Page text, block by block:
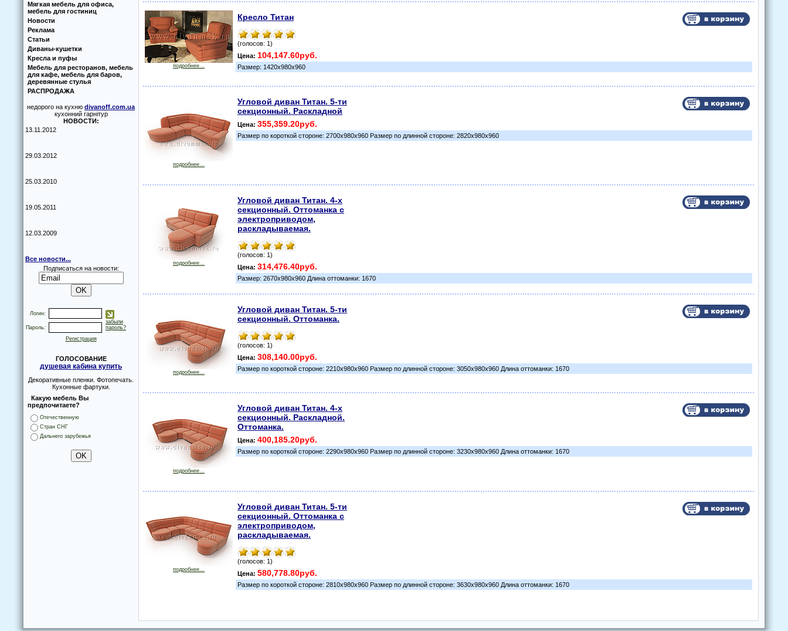
Мягкая мебель для офиса,
мебель для гостиниц
Новости
Реклама
Статьи
Диваны-кушетки
Кресла и пуфы
Мебель для ресторанов, мебель
для кафе, мебель для баров,
деревянные стулья
РАСПРОДАЖА
недорого на кухню divanoff.com.ua
кухонний гарнітур
НОВОСТИ:
13.11.2012
29.03.2012
25.03.2010
19.05.2011
12.03.2009
Все новости...
Подписаться на новости:
Логин:
Пароль:
забыли
пароль?
Регистрация
ГОЛОСОВАНИЕ
душевая кабина купить
Декоративные пленки. Фотопечать.
Кухонные фартуки.
Какую мебель Вы
предпочитаете?
Отечественную
Стран СНГ
Дальнего зарубежья
подробнее...
Кресло Титан
(голосов: 1)
Цена: 104,147.60руб.
Размер: 1420х980х960
подробнее...
Угловой диван Титан. 5-ти
секционный. Раскладной
Цена: 355,359.20руб.
Размер по короткой стороне: 2700х980х960 Размер по длинной стороне: 2820х980х960
подробнее...
Угловой диван Титан. 4-х
секционный. Оттоманка с
электроприводом,
раскладываемая.
(голосов: 1)
Цена: 314,476.40руб.
Размер: 2670х980х960 Длина оттоманки: 1670
подробнее...
Угловой диван Титан. 5-ти
секционный. Оттоманка.
(голосов: 1)
Цена: 308,140.00руб.
Размер по короткой стороне: 2210х980х960 Размер по длинной стороне: 3050х980х960 Длина оттоманки: 1670
подробнее...
Угловой диван Титан. 4-х
секционный. Раскладной.
Оттоманка.
Цена: 400,185.20руб.
Размер по короткой стороне: 2290х980х960 Размер по длинной стороне: 3230х980х960 Длина оттоманки: 1670
подробнее...
Угловой диван Титан. 5-ти
секционный. Оттоманка с
электроприводом,
раскладываемая.
(голосов: 1)
Цена: 580,778.80руб.
Размер по короткой стороне: 2810х980х960 Размер по длинной стороне: 3630х980х960 Длина оттоманки: 1670